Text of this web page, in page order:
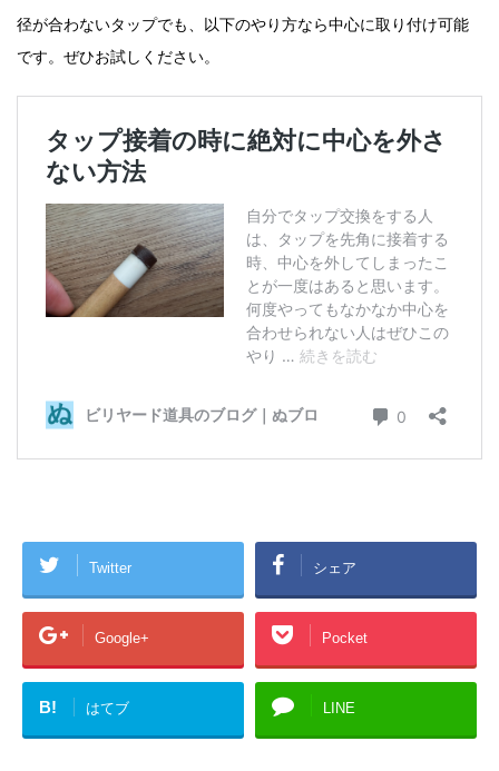
径が合わないタップでも、以下のやり方なら中心に取り付け可能
です。ぜひお試しください。
Twitter シェア
Google+ Pocket
B! はてブ LINE